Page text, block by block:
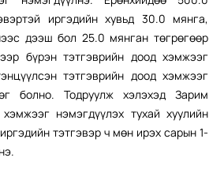
иргэдийн хувьд 30.0 мянга,
дээш бол 25.0 мянган төгрөгөөр
бүрэн тэтгэврийн доод хэмжээг
тэтгэврийн доод хэмжээг
болно. Тодруулж хэлэхэд Зарим
нэмэгдүүлэх тухай хуулийн
тэтгэвэр ч мөн ирэх сарын 1-